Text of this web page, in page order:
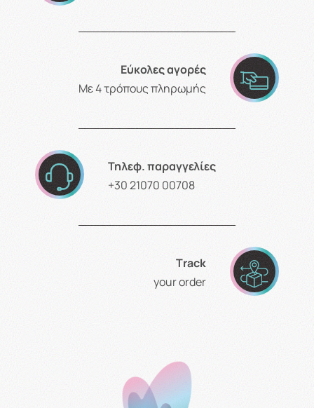
Εύκολες αγορές
Με 4 τρόπους πληρωμής
Τηλεφ. παραγγελίες
+30 21070 00708
Τrack
your order